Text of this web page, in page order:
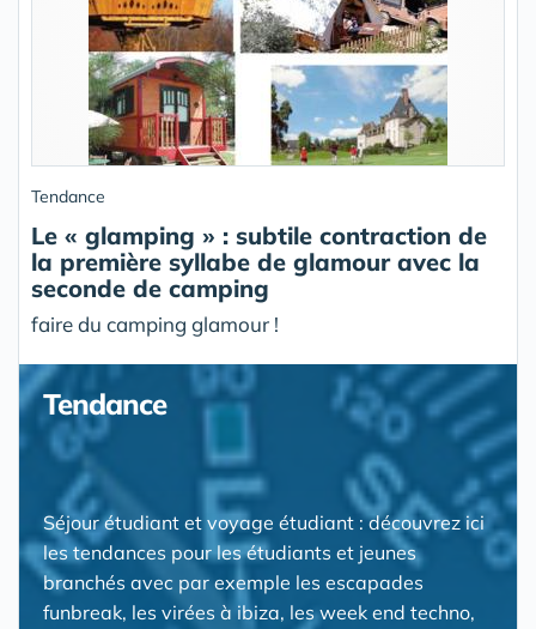
Tendance
Le « glamping » : subtile contraction de
la première syllabe de glamour avec la
seconde de camping
faire du camping glamour !
Tendance
Séjour étudiant et voyage étudiant : découvrez ici
les tendances pour les étudiants et jeunes
branchés avec par exemple les escapades
funbreak, les virées à ibiza, les week end techno,